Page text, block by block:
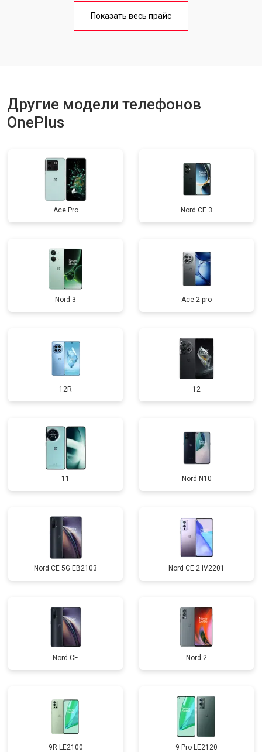
Ремонт цепи питания от 3200 ₽
Показать весь прайс
Другие модели телефонов
OnePlus
Ace Pro Nord CE 3
Nord 3 Ace 2 pro
12R 12
11 Nord N10
Nord CE 5G EB2103 Nord CE 2 IV2201
Nord CE Nord 2
9R LE2100 9 Pro LE2120